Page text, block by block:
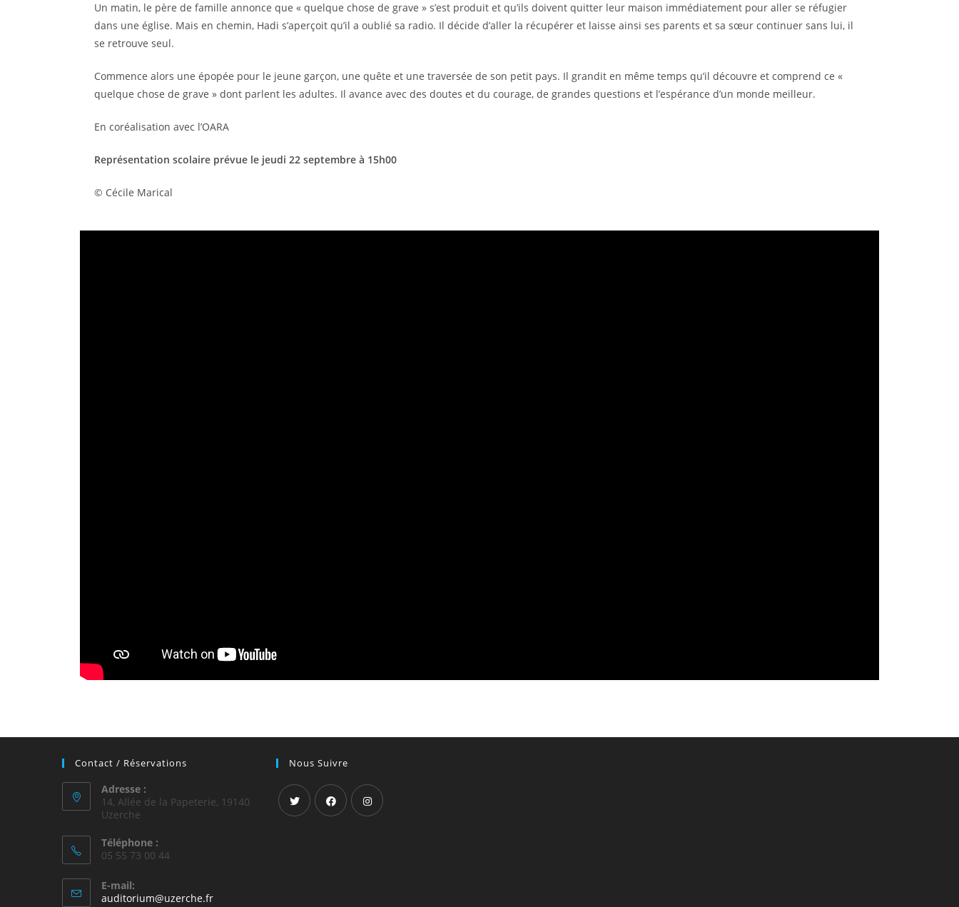
Un matin, le père de famille annonce que « quelque chose de grave » s’est produit et qu’ils doivent quitter leur maison immédiatement pour aller se réfugier
dans une église. Mais en chemin, Hadi s’aperçoit qu’il a oublié sa radio. Il décide d’aller la récupérer et laisse ainsi ses parents et sa sœur continuer sans lui, il
se retrouve seul.
Commence alors une épopée pour le jeune garçon, une quête et une traversée de son petit pays. Il grandit en même temps qu’il découvre et comprend ce «
quelque chose de grave » dont parlent les adultes. Il avance avec des doutes et du courage, de grandes questions et l’espérance d’un monde meilleur.
En coréalisation avec l’OARA
Représentation scolaire prévue le jeudi 22 septembre à 15h00
© Cécile Marical
Contact / Réservations
Adresse :
14, Allée de la Papeterie, 19140
Uzerche
Téléphone :
05 55 73 00 44
E-mail:
auditorium@uzerche.fr
Nous Suivre